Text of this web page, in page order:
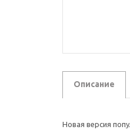
Описание
Новая версия